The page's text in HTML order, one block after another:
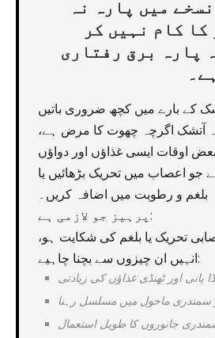
میں پارہ نہ
کام نہیں کر
پارہ برق رفتاری
کے بارے میں کچھ ضروری باتیں
آتشک اگرچہ چھوت کا مرض ہے،
اوقات ایسی غذاؤں اور دواؤں
اعصاب میں تحریک بڑھائیں یا
بلغم و رطوبت میں اضافہ کریں۔
پرہیز جو لازمی ہے:
تحریک یا بلغم کی شکایت ہو،
انہیں ان چیزوں سے بچنا چاہیے:
پانی اور ٹھنڈی غذاؤں کی زیادتی
سمندری ماحول میں مسلسل رہنا
جانوروں کا طویل استعمال